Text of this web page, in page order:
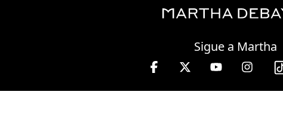
Sigue a Martha
Martha Debayle en W, lunes a viernes de 10 a 13 hrs.